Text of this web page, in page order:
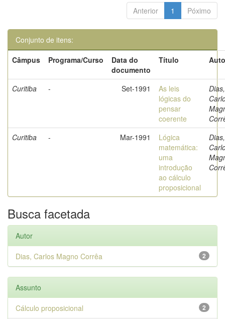
Anterior 1 Póximo
Conjunto de itens:
Câmpus
Programa/Curso
Data do
documento
Título
Curitiba - Set-1991
As leis
lógicas do
pensar
coerente
Dias,
Curitiba
- Mar-1991
Lógica
matemática:
uma
introdução
ao cálculo
proposicional
Dias,
Busca facetada
Autor
2
Dias, Carlos Magno Corrêa
Assunto
2
Cálculo proposicional